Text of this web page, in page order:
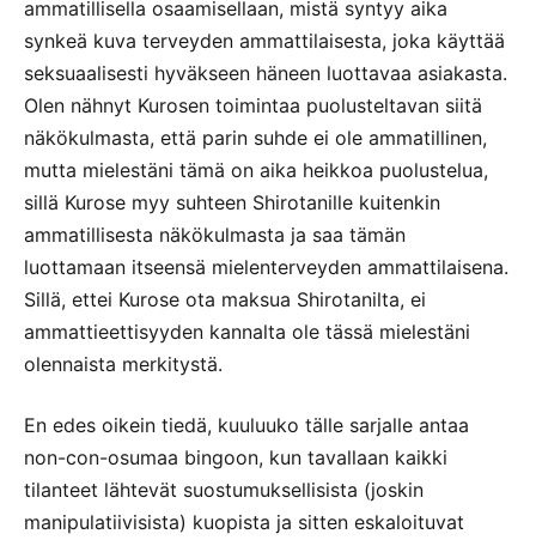
ammatillisella osaamisellaan, mistä syntyy aika
synkeä kuva terveyden ammattilaisesta, joka käyttää
seksuaalisesti hyväkseen häneen luottavaa asiakasta.
Olen nähnyt Kurosen toimintaa puolusteltavan siitä
näkökulmasta, että parin suhde ei ole ammatillinen,
mutta mielestäni tämä on aika heikkoa puolustelua,
sillä Kurose myy suhteen Shirotanille kuitenkin
ammatillisesta näkökulmasta ja saa tämän
luottamaan itseensä mielenterveyden ammattilaisena.
Sillä, ettei Kurose ota maksua Shirotanilta, ei
ammattieettisyyden kannalta ole tässä mielestäni
olennaista merkitystä.
En edes oikein tiedä, kuuluuko tälle sarjalle antaa
non-con-osumaa bingoon, kun tavallaan kaikki
tilanteet lähtevät suostumuksellisista (joskin
manipulatiivisista) kuopista ja sitten eskaloituvat